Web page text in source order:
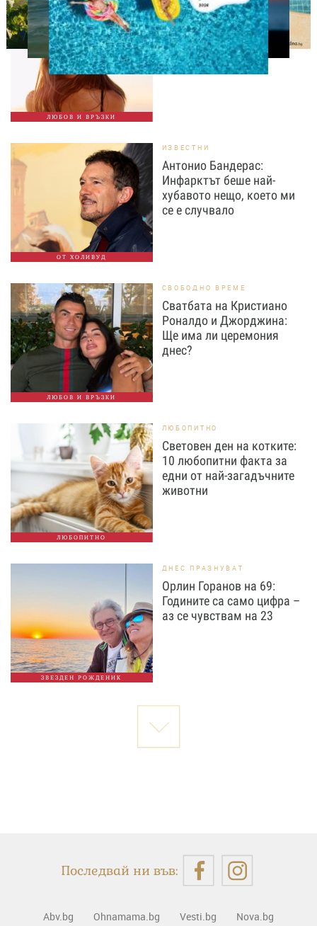
ЛЮБОВ И ВРЪЗКИ
ОТ МЕН ЗА МЕН
Не е нужно да заслужиш
любовта: 8 напомняния
за всяка жена
ОТ ХОЛИВУД
ИЗВЕСТНИ
Антонио Бандерас:
Инфарктът беше най-
хубавото нещо, което ми
се е случвало
ЛЮБОВ И ВРЪЗКИ
СВОБОДНО ВРЕМЕ
Сватбата на Кристиано
Роналдо и Джорджина:
Ще има ли церемония
днес?
ЛЮБОПИТНО
ЛЮБОПИТНО
Световен ден на котките:
10 любопитни факта за
едни от най-загадъчните
животни
ЗВЕЗДЕН РОЖДЕНИК
ДНЕС ПРАЗНУВАТ
Орлин Горанов на 69:
Годините са само цифра –
аз се чувствам на 23
Последвай ни във:
Abv.bg Ohnamama.bg Vesti.bg Nova.bg